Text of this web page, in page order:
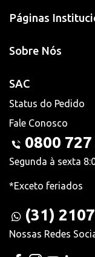
Páginas
Sobre Nós
SAC
Status do Pedido
Fale Conosco
0800
Segunda à sexta
*Exceto feriados
(31)
Nossas Redes